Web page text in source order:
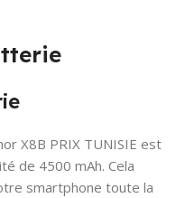
X8B PRIX TUNISIE est
de 4500 mAh. Cela
smartphone toute la